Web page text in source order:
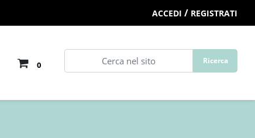
ACCEDI / REGISTRATI
0